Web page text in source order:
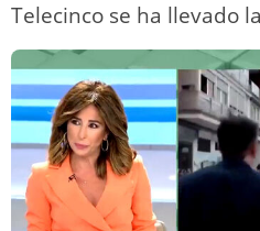
Telecinco se ha llevado